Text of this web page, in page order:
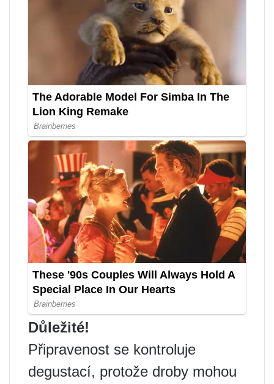
Důležité!
Připravenost se kontroluje
degustací, protože droby mohou